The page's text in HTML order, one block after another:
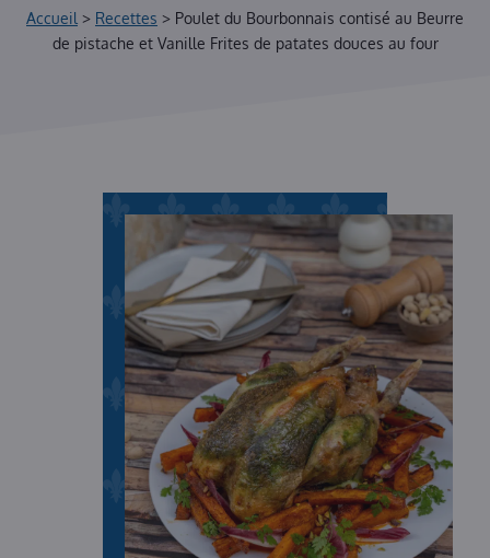
Accueil > Recettes > Poulet du Bourbonnais contisé au Beurre
de pistache et Vanille Frites de patates douces au four